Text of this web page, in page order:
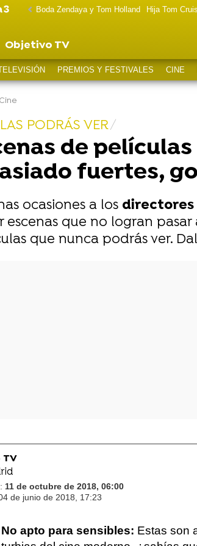
Boda Zendaya y Tom Holland Hija Tom
Objetivo TV
PREMIOS Y FESTIVALES CINE
PODRÁS VER
de
fuertes,
ocasiones a los directores
escenas que no logran
que nunca podrás ver.
11 de octubre de 2018, 06:00
de junio de 2018, 17:23
No apto para sensibles: Estas son